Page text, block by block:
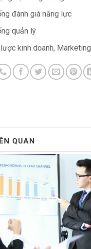
đánh giá năng lực
quản lý
kinh doanh, Marketing
QUAN